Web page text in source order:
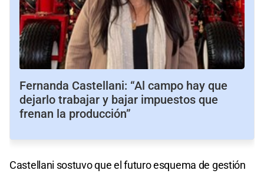
Fernanda Castellani: “Al campo hay que
dejarlo trabajar y bajar impuestos que
frenan la producción”
Castellani sostuvo que el futuro esquema de gestión